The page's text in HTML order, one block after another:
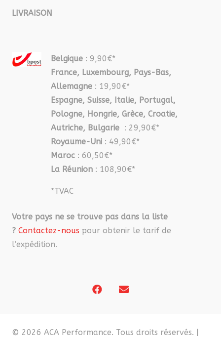
LIVRAISON
Belgique : 9,90€*
France, Luxembourg, Pays-Bas,
Allemagne : 19,90€*
Espagne, Suisse, Italie, Portugal,
Pologne, Hongrie, Grèce, Croatie,
Autriche, Bulgarie : 29,90€*
Royaume-Uni : 49,90€*
Maroc : 60,50€*
La Réunion : 108,90€*
*TVAC
Votre pays ne se trouve pas dans la liste
? Contactez-nous pour obtenir le tarif de
l’expédition.
© 2026 ACA Performance. Tous droits réservés. |